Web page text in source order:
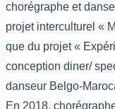
chorégraphe et
projet interculturel «
que du projet «
conception diner/
danseur Belgo-
En 2018,